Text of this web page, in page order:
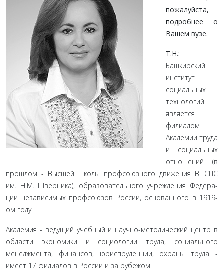
пожа­луйста,
подробнее о
Вашем вузе.
Т.Н.:
Башкирский
институт
социальных
технологий
явля­ется
филиалом
Академии труда
и социальных
отношений (в
прошлом - Высшей школы профсоюзного движения ВЦСПС
им. Н.М. Шверника), образовательного учреждения Федера­
ции независимых профсоюзов России, основанного в 1919-
ом году.
Академия - ведущий учебный и научно-методический центр в
области экономики и социологии труда, социально­го
менеджмента, финансов, юриспруденции, охраны труда -
имеет 17 филиалов в России и за рубежом.